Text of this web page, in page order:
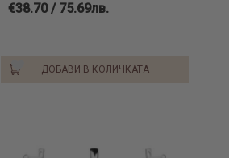
€38.70 / 75.69лв.
ДОБАВИ В КОЛИЧКАТА